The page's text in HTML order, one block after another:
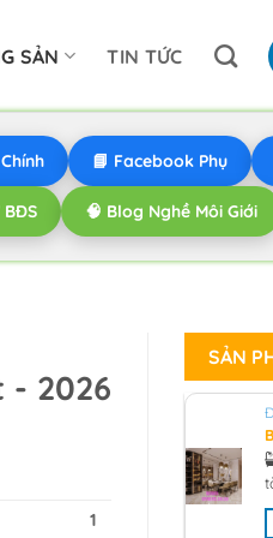
SẢN TIN TỨC
📘 Facebook Phụ
BĐS 🧠 Blog Nghề Môi Giới
SẢN
- 2026
1